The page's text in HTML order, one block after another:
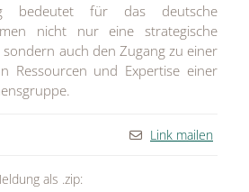
bedeutet für das deutsche
nicht nur eine strategische
sondern auch den Zugang zu einer
Ressourcen und Expertise einer
Link mailen
als .zip: